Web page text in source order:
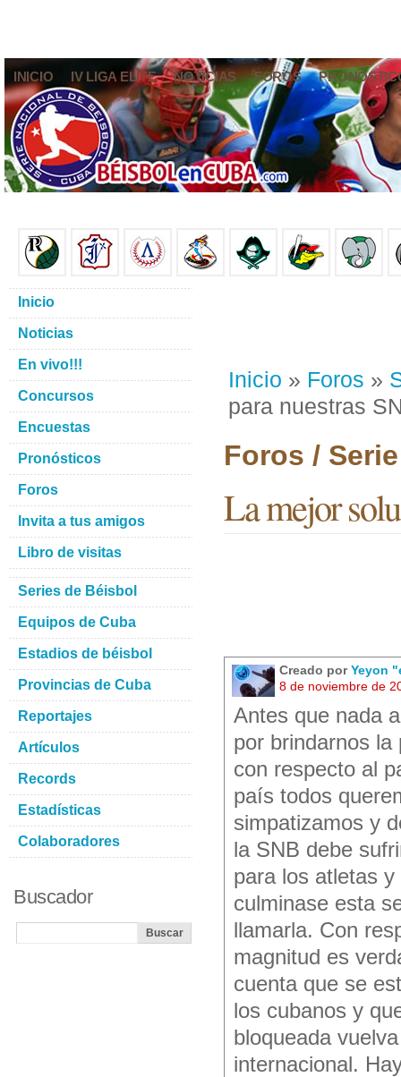
INICIO IV LIGA ELITE NOTICIAS FOROS
Inicio » Foros »
para nuestras
Foros /
La mejor
Creado porYeyon
8 de noviembre de
Antes que nada
por brindarnos la
con respecto al
país todos
simpatizamos y
la SNB debe
para los atletas
culminase esta
llamarla. Con
magnitud es
cuenta que se
los cubanos y
bloqueada
internacional.
Inicio
Noticias
En vivo!!!
Concursos
Encuestas
Pronósticos
Foros
Invita a tus amigos
Libro de visitas
Series de Béisbol
Equipos de Cuba
Estadios de béisbol
Provincias de Cuba
Reportajes
Artículos
Records
Estadísticas
Colaboradores
Buscador